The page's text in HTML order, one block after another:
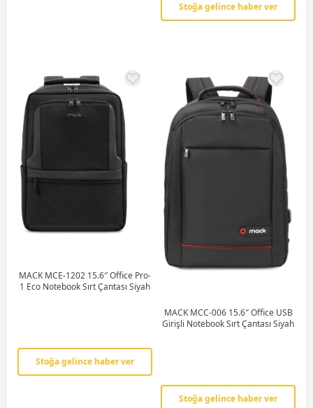
Stoğa gelince haber ver
MACK MCE-1202 15.6″ Office Pro-
1 Eco Notebook Sırt Çantası Siyah
Stoğa gelince haber ver
MACK MCC-006 15.6″ Office USB
Girişli Notebook Sırt Çantası Siyah
Stoğa gelince haber ver